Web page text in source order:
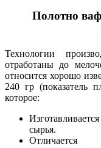
Полотно
Технологии
отработаны до
относится хорошо
240 гр (показатель
которое:
сырья.